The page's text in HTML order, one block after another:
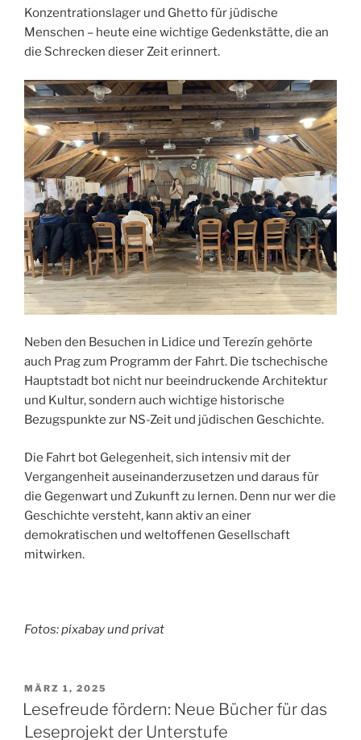
Konzentrationslager und Ghetto für jüdische
Menschen – heute eine wichtige Gedenkstätte, die an
die Schrecken dieser Zeit erinnert.
Neben den Besuchen in Lidice und Terezín gehörte
auch Prag zum Programm der Fahrt. Die tschechische
Hauptstadt bot nicht nur beeindruckende Architektur
und Kultur, sondern auch wichtige historische
Bezugspunkte zur NS-Zeit und jüdischen Geschichte.
Die Fahrt bot Gelegenheit, sich intensiv mit der
Vergangenheit auseinanderzusetzen und daraus für
die Gegenwart und Zukunft zu lernen. Denn nur wer die
Geschichte versteht, kann aktiv an einer
demokratischen und weltoffenen Gesellschaft
mitwirken.
Fotos: pixabay und privat
VERÖFFENTLICHT
AM
MÄRZ 1, 2025
Lesefreude fördern: Neue Bücher für das
Leseprojekt der Unterstufe